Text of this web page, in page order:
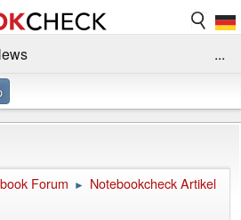
...
Forum ► Notebookcheck Artikel